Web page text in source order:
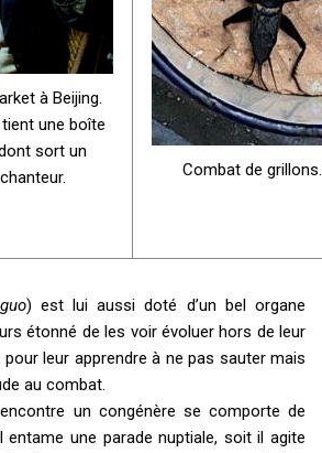
à Beijing.
une boîte
sort un
Combat de grillons.
) est lui aussi doté d’un bel organe
étonné de les voir évoluer hors de leur
leur apprendre à ne pas sauter mais
au combat.
un congénère se comporte de
entame une parade nuptiale, soit il agite